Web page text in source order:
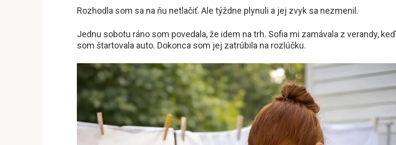
Rozhodla som sa na ňu netlačiť. Ale týždne plynuli a jej zvyk sa nezmenil.
Jednu sobotu ráno som povedala, že idem na trh. Sofia mi zamávala z verandy, keď
som štartovala auto. Dokonca som jej zatrúbila na rozlúčku.